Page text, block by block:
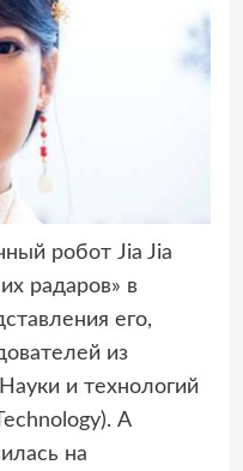
робот Jia Jia
радаров» в
его,
из
и технологий
А
на